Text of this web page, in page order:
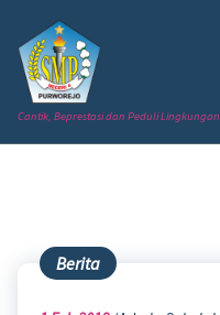
content
Cantik, Beprestasi dan Peduli Lingkungan
Berita